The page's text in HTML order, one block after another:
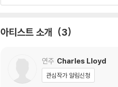
아티스트 소개 3
연주 Charles Lloyd
관심작가 알림신청